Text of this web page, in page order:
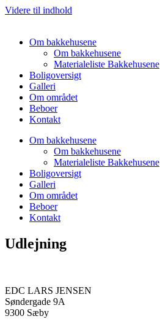
Videre til indhold
Om bakkehusene
Om bakkehusene
Materialeliste Bakkehusene
Boligoversigt
Galleri
Om området
Beboer
Kontakt
Om bakkehusene
Om bakkehusene
Materialeliste Bakkehusene
Boligoversigt
Galleri
Om området
Beboer
Kontakt
Udlejning
EDC LARS JENSEN
Søndergade 9A
9300 Sæby